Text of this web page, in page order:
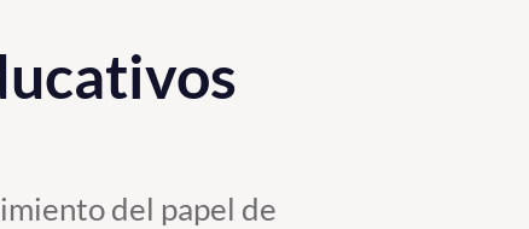
del papel de